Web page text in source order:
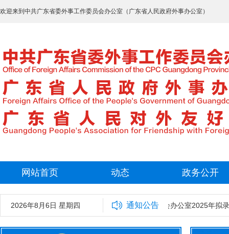
欢迎来到中共广东省委外事工作委员会办公室（广东省人民政府外事办公室）
网站首页 动态 政务公开
2026年8月6日 星期四 通知公告
中共广东省委外事工作委员会办公室2025年拟录